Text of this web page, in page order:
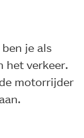
je als
het verkeer.
motorrijder